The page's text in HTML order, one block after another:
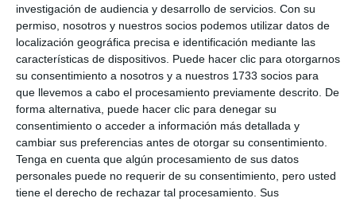
investigación de audiencia y desarrollo de servicios. Con su
permiso, nosotros y nuestros socios podemos utilizar datos de
localización geográfica precisa e identificación mediante las
características de dispositivos. Puede hacer clic para otorgarnos
su consentimiento a nosotros y a nuestros 1733 socios para
que llevemos a cabo el procesamiento previamente descrito. De
forma alternativa, puede hacer clic para denegar su
consentimiento o acceder a información más detallada y
cambiar sus preferencias antes de otorgar su consentimiento.
Tenga en cuenta que algún procesamiento de sus datos
personales puede no requerir de su consentimiento, pero usted
tiene el derecho de rechazar tal procesamiento. Sus